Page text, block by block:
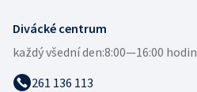
Divácké centrum
každý všední den:8:00—16:00 hodin
261 136 113